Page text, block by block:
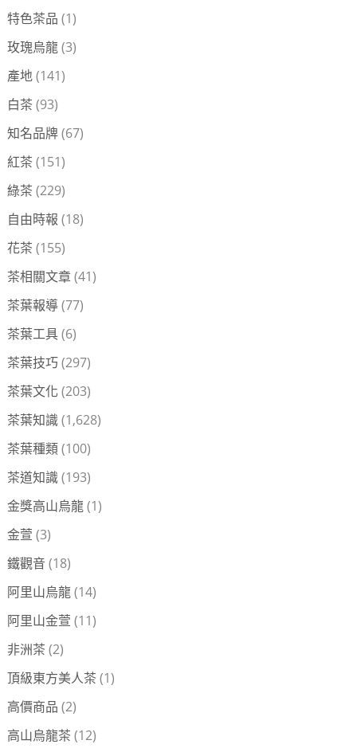
特色茶品 (1)
玫瑰烏龍(3)
產地(141)
白茶 (93)
知名品牌(67)
紅茶 (151)
綠茶 (229)
自由時報 (18)
花茶 (155)
茶相關文章(41)
茶葉報導(77)
茶葉工具(6)
茶葉技巧(297)
茶葉文化 (203)
茶葉知識(1,628)
茶葉種類(100)
茶道知識(193)
金獎高山烏龍(1)
金萱 (3)
鐵觀音 (18)
阿里山烏龍(14)
阿里山金萱 (11)
非洲茶 (2)
頂級東方美人茶 (1)
高價商品 (2)
高山烏龍茶 (12)